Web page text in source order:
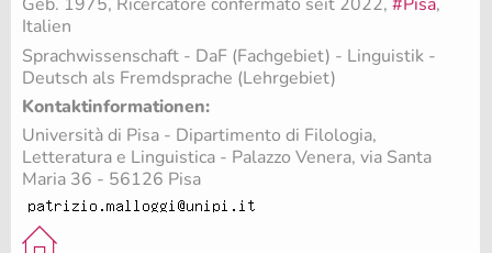
Italien
Sprachwissenschaft - DaF (Fachgebiet) - Linguistik -
Deutsch als Fremdsprache (Lehrgebiet)
Kontaktinformationen:
Università di Pisa - Dipartimento di Filologia,
Letteratura e Linguistica - Palazzo Venera, via Santa
Maria 36 - 56126 Pisa